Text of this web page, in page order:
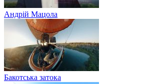
Андрій Мацола
Бакотська затока